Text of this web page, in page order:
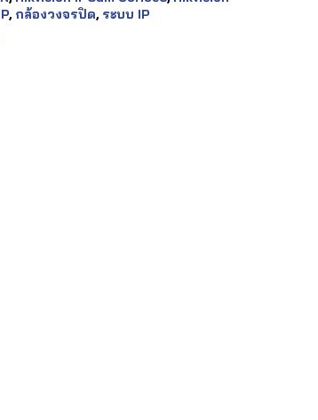
, กล้องวงจรปิด, ระบบ IP